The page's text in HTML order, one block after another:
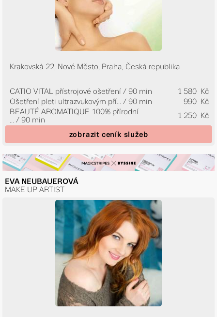
Krakovská 22, Nové Město, Praha, Česká republika
CATIO VITAL přístrojové ošetření / 90 min
1 580 Kč
Ošetření pleti ultrazvukovým pří...
/ 90 min
990 Kč
BEAUTÉ AROMATIQUE 100% přírodní
/ 90 min
1 250 Kč
zobrazit ceník služeb
EVA NEUBAUEROVÁ
MAKE UP ARTIST